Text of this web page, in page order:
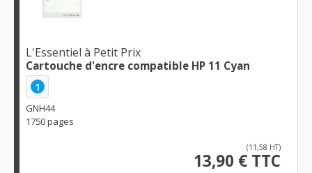
L'Essentiel à Petit Prix
Cartouche d'encre compatible HP 11 Cyan
1
GNH44
1750 pages
(11,58 HT)
13,90 € TTC